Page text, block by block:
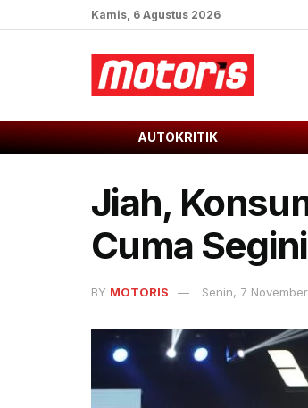
Kamis, 6 Agustus 2026
AUTOKRITIK
Jiah,
Cuma
BY MOTORIS Senin, 7